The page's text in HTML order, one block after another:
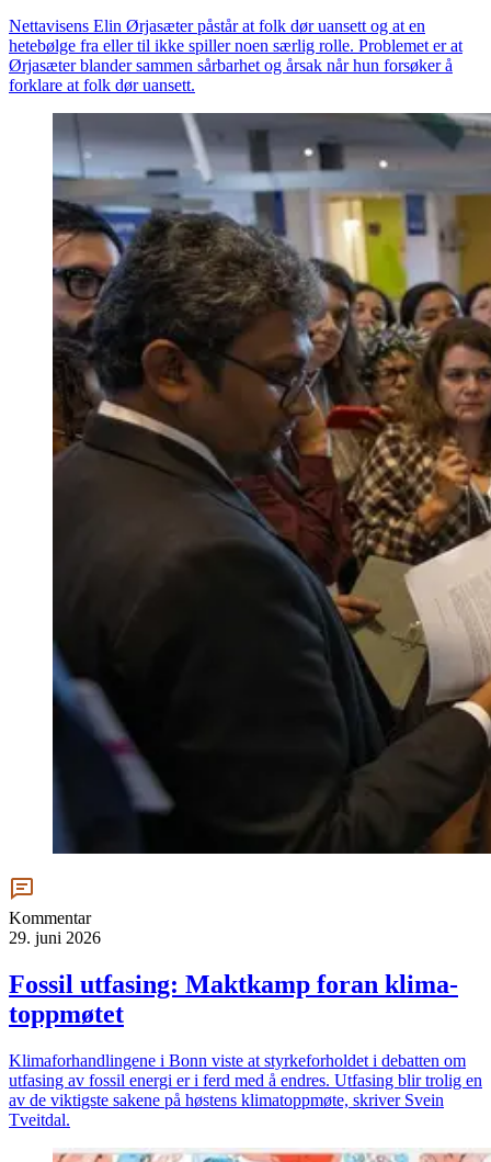
Nettavisens Elin Ørjasæter påstår at folk dør uansett og at en
hetebølge fra eller til ikke spiller noen særlig rolle. Problemet er at
Ørjasæter blander sammen sårbarhet og årsak når hun forsøker å
forklare at folk dør uansett.
Kommentar
29. juni 2026
Fossil utfasing: Maktkamp foran klima­
toppmøtet
Klimaforhandlingene i Bonn viste at styrkeforholdet i debatten om
utfasing av fossil energi er i ferd med å endres. Utfasing blir trolig en
av de viktigste sakene på høstens klimatoppmøte, skriver Svein
Tveitdal.